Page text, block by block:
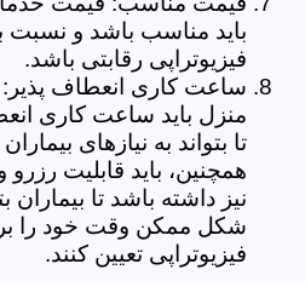
باید مناسب باشد و نسبت
فیزیوتراپی رقابتی باشد.
ساعت کاری انعطاف پذیر:
منزل باید ساعت کاری
تا بتواند به نیازهای
همچنین، باید قابلیت رزرو
نیز داشته باشد تا بیماران
شکل ممکن وقت خود را
فیزیوتراپی تعیین کنند.